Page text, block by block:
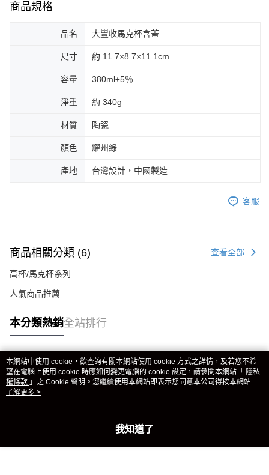
商品規格
品名 大豐收馬克杯含蓋
尺寸 約 11.7×8.7×11.1cm
容量 380ml±5％
淨重 約 340g
材質 陶瓷
顏色 耀州綠
產地 台灣設計，中國製造
客服
商品相關分類 (6) 查看全部
高杯/馬克杯系列
人氣商品推薦
本分類熱銷全站排行
熱門標籤
本網站中使用 cookie，欲查詢有關本網站使用 cookie 方式之詳情，及若您不希
望在電腦上使用 cookie 時應如何變更電腦的 cookie 設定，請參閱本網站「 隱私
權條款 」之 Cookie 聲明。您繼續使用本網站即表示您同意本公司得按本網站使
用條款之 Cookie 聲明使用 cookie。
了解更多 >
我知道了